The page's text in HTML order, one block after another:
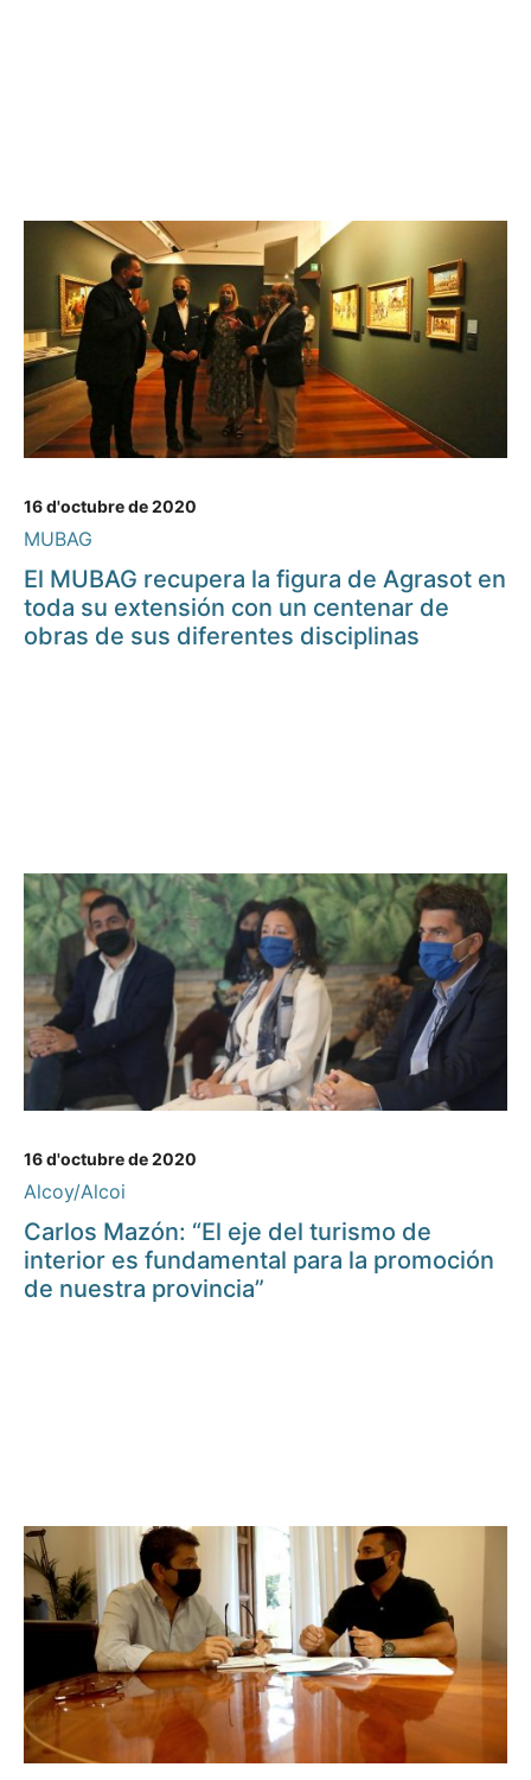
16 d'octubre de 2020
MUBAG
El MUBAG recupera la figura de Agrasot en
toda su extensión con un centenar de
obras de sus diferentes disciplinas
16 d'octubre de 2020
Alcoy/Alcoi
Carlos Mazón: “El eje del turismo de
interior es fundamental para la promoción
de nuestra provincia”